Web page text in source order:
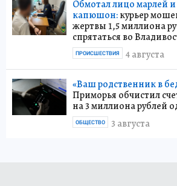
Обмотал лицо марлей
капюшон:курьер
жертвы 1,5 миллиона
спрятаться во
4 августа
ПРОИСШЕСТВИЯ
«Ваш родственник в
Приморья обчистил
на 3 миллиона рублей
3 августа
ОБЩЕСТВО